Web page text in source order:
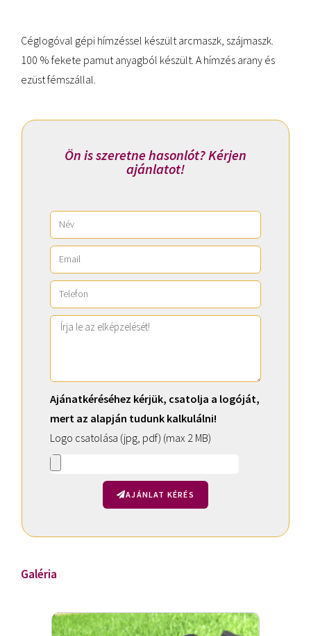
Céglogóval gépi hímzéssel készült arcmaszk, szájmaszk.
100 % fekete pamut anyagból készült. A hímzés arany és
ezüst fémszállal.
Ön is szeretne hasonlót? Kérjen
ajánlatot!
Ajánatkéréséhez kérjük, csatolja a logóját,
mert az alapján tudunk kalkulálni!
Logo csatolása (jpg, pdf) (max 2 MB)
AJÁNLAT KÉRÉS
l
e
n
Galéria